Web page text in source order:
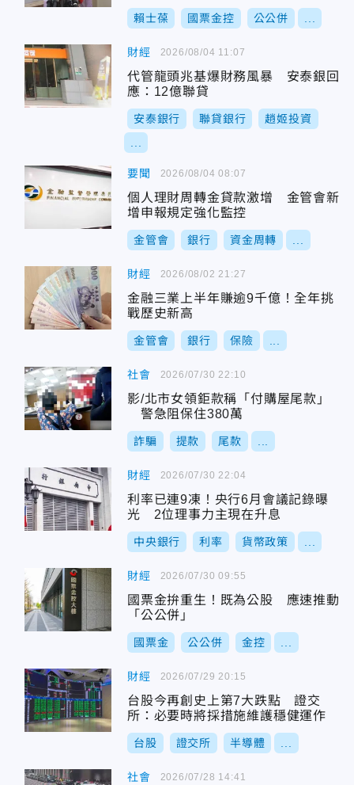
賴士葆 國票金控 公公併
財經
代管龍頭兆基爆財務風暴 安泰銀回
應：12億聯貸
安泰銀行 聯貸銀行 趙姬投資
2026/08/04 11:07
要聞
個人理財周轉金貸款激增 金管會新
增申報規定強化監控
金管會 銀行 資金周轉
2026/08/04 08:07
財經
金融三業上半年賺逾9千億！全年挑
戰歷史新高
金管會 銀行 保險
2026/08/02 21:27
社會
影/北市女領鉅款稱「付購屋尾款」
警急阻保住380萬
詐騙 提款 尾款
2026/07/30 22:10
財經
利率已連9凍！央行6月會議記錄曝
光 2位理事力主現在升息
中央銀行 利率 貨幣政策
2026/07/30 22:04
財經
國票金拚重生！既為公股 應速推動
「公公併」
國票金 公公併 金控
2026/07/30 09:55
財經
台股今再創史上第7大跌點 證交
所：必要時將採措施維護穩健運作
台股 證交所 半導體
2026/07/29 20:15
社會 2026/07/28 14:41